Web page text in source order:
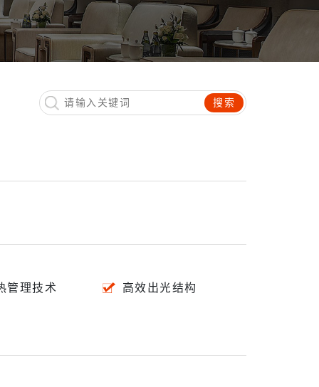
搜索
管理技术 高效出光结构